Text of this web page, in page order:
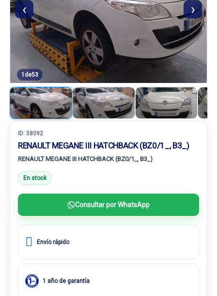
‹ ›
1 de53
ID: 58092
RENAULT MEGANE III HATCHBACK (BZ0/1_, B3_)
RENAULT MEGANE III HATCHBACK (BZ0/1_, B3_)
En stock
Consultar por WhatsApp
Envío rápido
1 año de garantía